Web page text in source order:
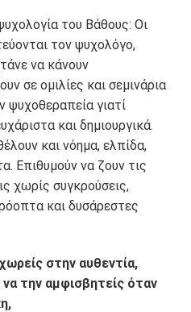
του Βάθους: Οι
τον ψυχολόγο,
να κάνουν
σε ομιλίες και σεμινάρια
ψυχοθεραπεία γιατί
και δημιουργικά.
και νόημα, ελπίδα,
Επιθυμούν να ζουν τις
χωρίς συγκρούσεις,
και δυσάρεστες
στην αυθεντία,
την αμφισβητείς όταν